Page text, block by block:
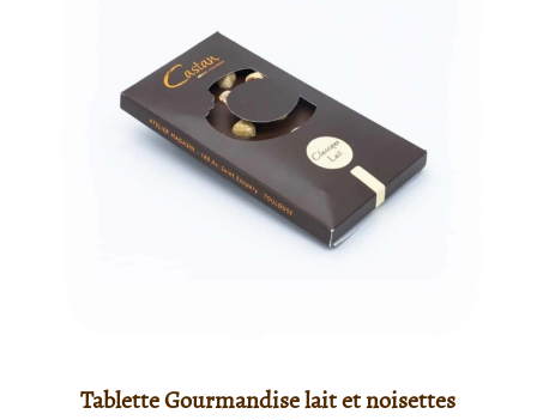
Tablette Gourmandise lait et noisettes